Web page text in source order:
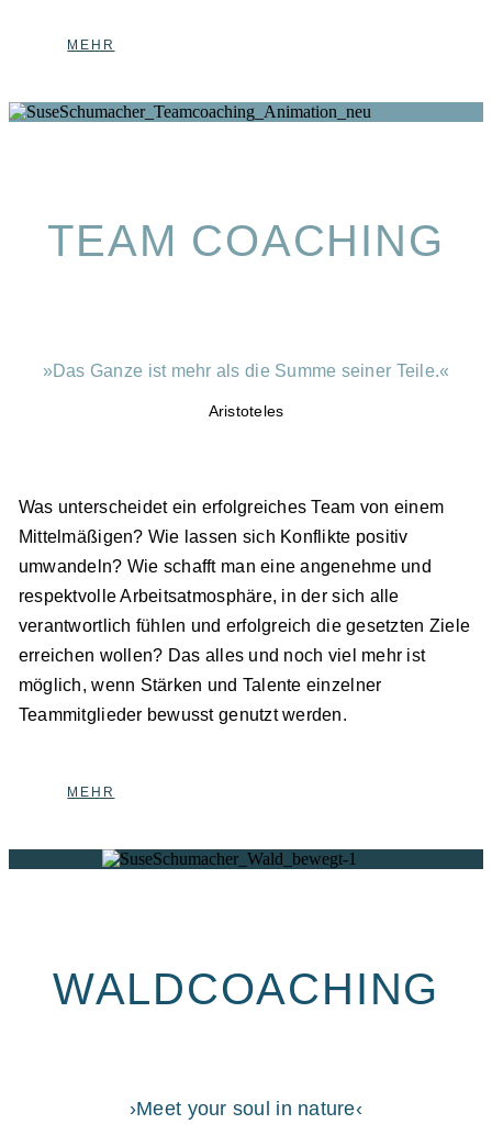
MEHR
TEAM COACHING
»Das Ganze ist mehr als die Summe seiner Teile.«
Aristoteles
Was unterscheidet ein erfolgreiches Team von einem
Mittelmäßigen? Wie lassen sich Konflikte positiv
umwandeln? Wie schafft man eine angenehme und
respektvolle Arbeitsatmosphäre, in der sich alle
verantwortlich fühlen und erfolgreich die gesetzten Ziele
erreichen wollen? Das alles und noch viel mehr ist
möglich, wenn Stärken und Talente einzelner
Teammitglieder bewusst genutzt werden.
MEHR
WALDCOACHING
›Meet your soul in nature‹